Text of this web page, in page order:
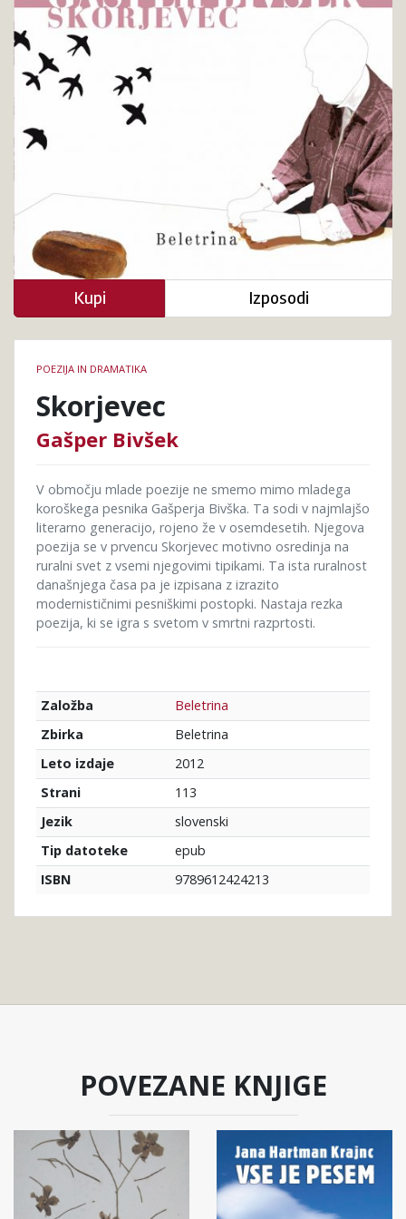
knjige
POEZIJA IN DRAMATIKA
Skorjevec
Gašper Bivšek
V območju mlade poezije ne smemo mimo mladega
koroškega pesnika Gašperja Bivška. Ta sodi v najmlajšo
literarno generacijo, rojeno že v osemdesetih. Njegova
poezija se v prvencu Skorjevec motivno osredinja na
ruralni svet z vsemi njegovimi tipikami. Ta ista ruralnost
današnjega časa pa je izpisana z izrazito
modernističnimi pesniškimi postopki. Nastaja rezka
poezija, ki se igra s svetom v smrtni razprtosti.
Založba
Beletrina
Zbirka
Beletrina
Leto izdaje
2012
Strani
113
Jezik
slovenski
Tip datoteke
epub
ISBN
9789612424213
Kupi Izposodi
POVEZANE KNJIGE